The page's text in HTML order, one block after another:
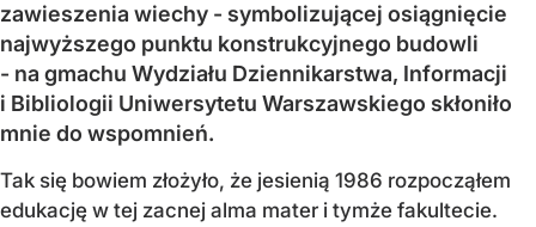
zawieszenia wiechy - symbolizującej osiągnięcie
najwyższego punktu konstrukcyjnego budowli
- na gmachu Wydziału Dziennikarstwa, Informacji
i Bibliologii Uniwersytetu Warszawskiego skłoniło
mnie do wspomnień.
Tak się bowiem złożyło, że jesienią 1986 rozpocząłem
edukację w tej zacnej alma mater i tymże fakultecie.